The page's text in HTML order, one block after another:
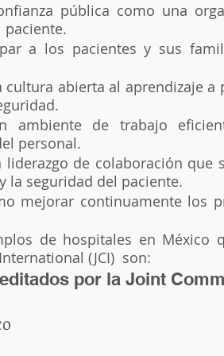
pública como una
paciente.
a los pacientes y sus
cultura abierta al aprendizaje
ambiente de trabajo
personal.
liderazgo de colaboración que
la seguridad del paciente.
mejorar continuamente los
de hospitales en México
(JCI)  son:
por la Joint